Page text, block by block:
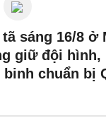
sáng 16/8 ở
giữ đội hình,
chuẩn bị